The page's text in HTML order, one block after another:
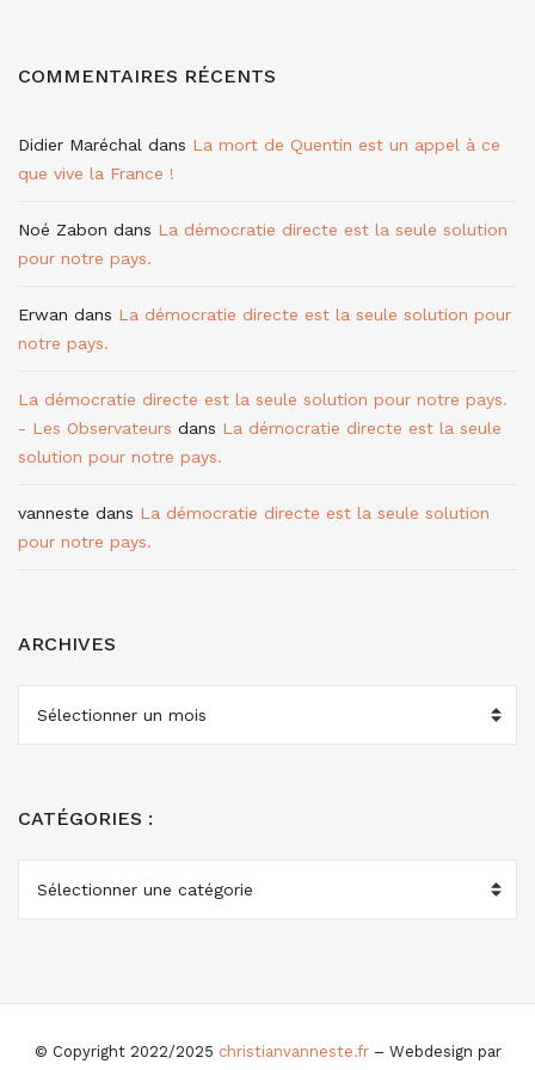
COMMENTAIRES RÉCENTS
Didier Maréchal dans La mort de Quentin est un appel à ce
que vive la France !
Noé Zabon dans La démocratie directe est la seule solution
pour notre pays.
Erwan dans La démocratie directe est la seule solution pour
notre pays.
La démocratie directe est la seule solution pour notre pays.
- Les Observateurs dans La démocratie directe est la seule
solution pour notre pays.
vanneste dans La démocratie directe est la seule solution
pour notre pays.
ARCHIVES
ARCHIVES
CATÉGORIES :
CATÉGORIES
© Copyright 2022/2025 christianvanneste.fr– Webdesign par